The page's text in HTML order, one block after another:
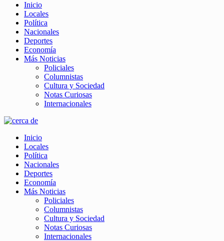
Inicio
Locales
Política
Nacionales
Deportes
Economía
Más Noticias
Policiales
Columnistas
Cultura y Sociedad
Notas Curiosas
Internacionales
Inicio
Locales
Política
Nacionales
Deportes
Economía
Más Noticias
Policiales
Columnistas
Cultura y Sociedad
Notas Curiosas
Internacionales